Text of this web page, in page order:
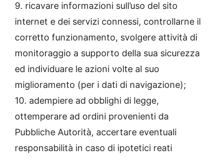
9. ricavare informazioni sull’uso del sito
internet e dei servizi connessi, controllarne il
corretto funzionamento, svolgere attività di
monitoraggio a supporto della sua sicurezza
ed individuare le azioni volte al suo
miglioramento (per i dati di navigazione);
10. adempiere ad obblighi di legge,
ottemperare ad ordini provenienti da
Pubbliche Autorità, accertare eventuali
responsabilità in caso di ipotetici reati